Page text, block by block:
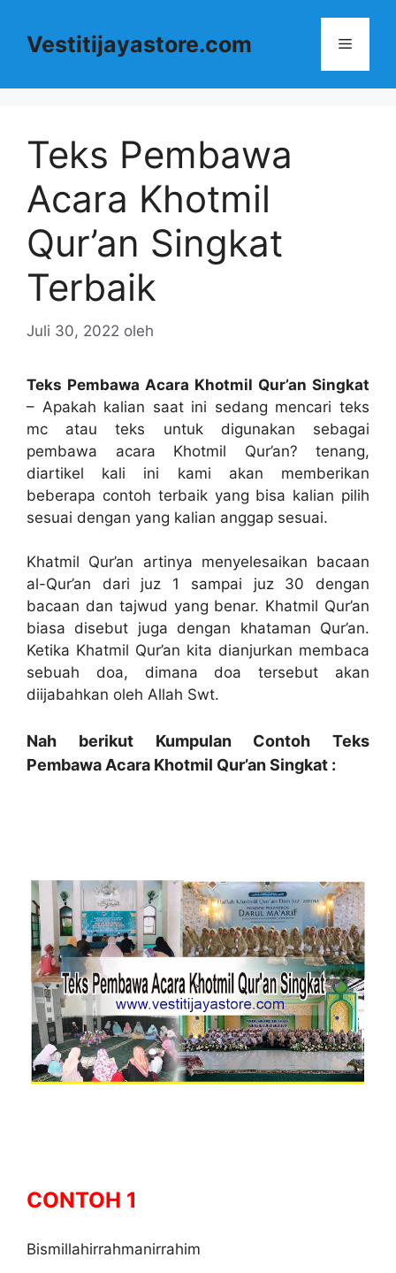
Vestitijayastore.com Menu
Teks Pembawa
Acara Khotmil
Qur’an Singkat
Terbaik
Juli 30, 2022 oleh
Teks Pembawa Acara Khotmil Qur’an Singkat
– Apakah kalian saat ini sedang mencari teks
mc atau teks untuk digunakan sebagai
pembawa acara Khotmil Qur’an? tenang,
diartikel kali ini kami akan memberikan
beberapa contoh terbaik yang bisa kalian pilih
sesuai dengan yang kalian anggap sesuai.
Khatmil Qur’an artinya menyelesaikan bacaan
al-Qur’an dari juz 1 sampai juz 30 dengan
bacaan dan tajwud yang benar. Khatmil Qur’an
biasa disebut juga dengan khataman Qur’an.
Ketika Khatmil Qur’an kita dianjurkan membaca
sebuah doa, dimana doa tersebut akan
diijabahkan oleh Allah Swt.
Nah berikut Kumpulan Contoh Teks
Pembawa Acara Khotmil Qur’an Singkat :
CONTOH 1
Bismillahirrahmanirrahim